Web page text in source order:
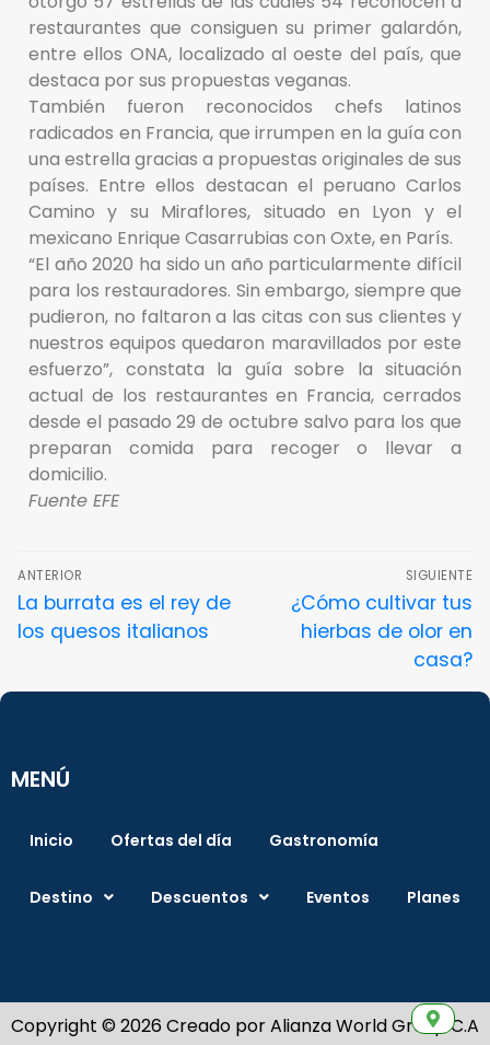
restaurantes que consiguen su primer galardón,
entre ellos ONA, localizado al oeste del país, que
destaca por sus propuestas veganas.
También fueron reconocidos chefs latinos
radicados en Francia, que irrumpen en la guía con
una estrella gracias a propuestas originales de sus
países. Entre ellos destacan el peruano Carlos
Camino y su Miraflores, situado en Lyon y el
mexicano Enrique Casarrubias con Oxte, en París.
“El año 2020 ha sido un año particularmente difícil
para los restauradores. Sin embargo, siempre que
pudieron, no faltaron a las citas con sus clientes y
nuestros equipos quedaron maravillados por este
esfuerzo”, constata la guía sobre la situación
actual de los restaurantes en Francia, cerrados
desde el pasado 29 de octubre salvo para los que
preparan comida para recoger o llevar a
domicilio.
Fuente EFE
ANTERIOR
La burrata es el rey de
los quesos italianos
SIGUIENTE
¿Cómo cultivar tus
hierbas de olor en
casa?
MENÚ
Inicio Ofertas del día Gastronomía
Destino Descuentos Eventos Planes
Copyright © 2026 Creado por Alianza World Group C.A